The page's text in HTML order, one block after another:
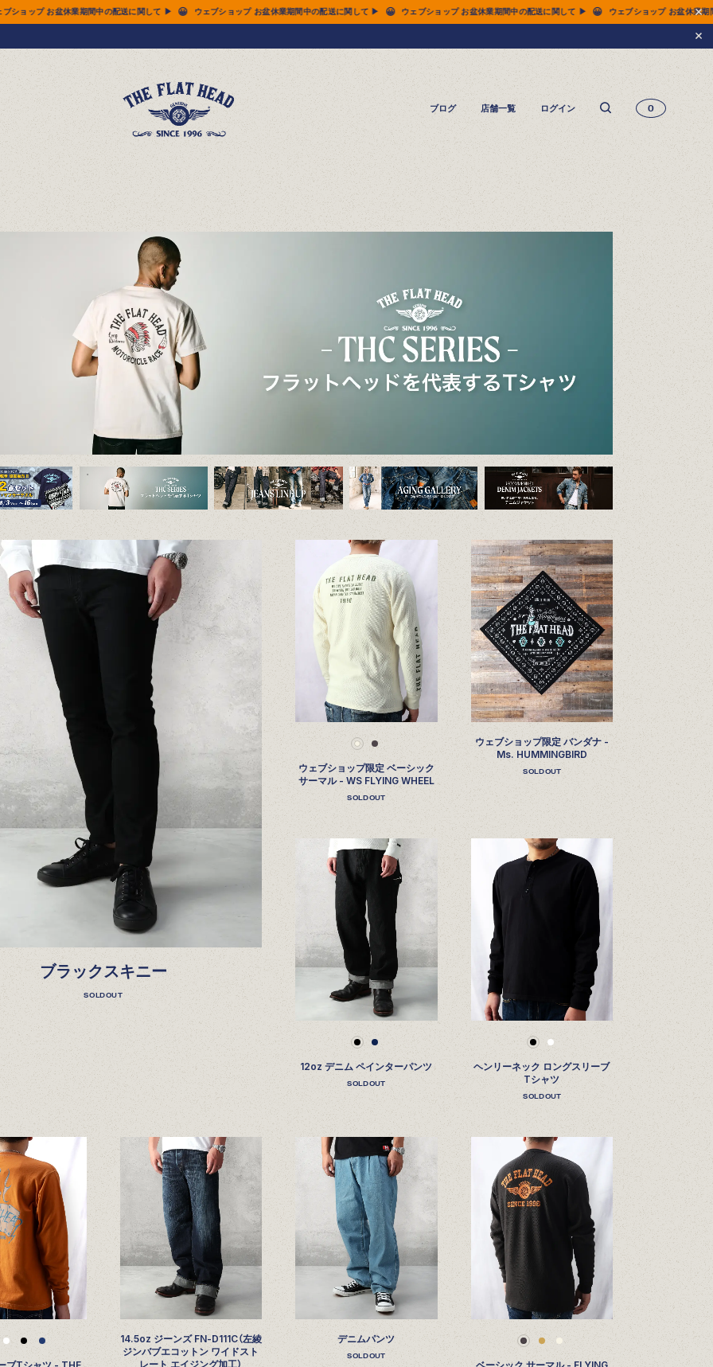
ブショップ お盆休業期間中の配送に関して ▶ 😀 ウェブショップ お盆休業期間中の配送に関して ▶ 😀 ウェブショップ お盆休業期間中の配送に関して ▶ 😀 ウェブショップ お盆休業
ブログ 店舗一覧 ログイン 0
ブラックスキニー
SOLDOUT
ウェブショップ限定 ベーシック
サーマル - WS FLYING WHEEL
SOLDOUT
ウェブショップ限定 バンダナ -
Ms. HUMMINGBIRD
SOLDOUT
12oz デニム ペインターパンツ
SOLDOUT
ヘンリーネック ロングスリーブ
Tシャツ
SOLDOUT
14.5oz ジーンズ FN-D111C（左綾
ジンバブエコットン ワイドスト
レート エイジング加工）
デニムパンツ
SOLDOUT